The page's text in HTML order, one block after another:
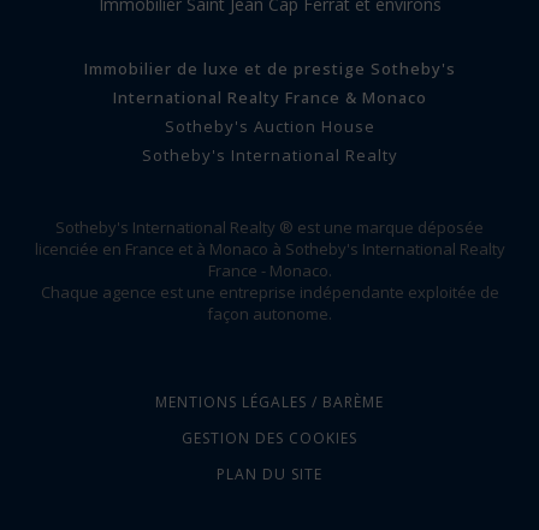
Immobilier de luxe et de prestige Sotheby's
International Realty France & Monaco
Sotheby's Auction House
Sotheby's International Realty
Sotheby's International Realty ® est une marque déposée
licenciée en France et à Monaco à Sotheby's International Realty
France - Monaco.
Chaque agence est une entreprise indépendante exploitée de
façon autonome.
MENTIONS LÉGALES / BARÈME
GESTION DES COOKIES
PLAN DU SITE